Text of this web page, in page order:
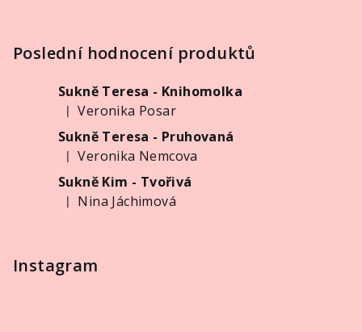
Poslední hodnocení produktů
Sukně Teresa - Knihomolka
Hodnocení produktu je 5 z 5 hvězdiček.
|
Veronika Posar
Sukně Teresa - Pruhovaná
Hodnocení produktu je 5 z 5 hvězdiček.
|
Veronika Nemcova
Sukně Kim - Tvořivá
Hodnocení produktu je 5 z 5 hvězdiček.
| Nina Jáchimová
Instagram